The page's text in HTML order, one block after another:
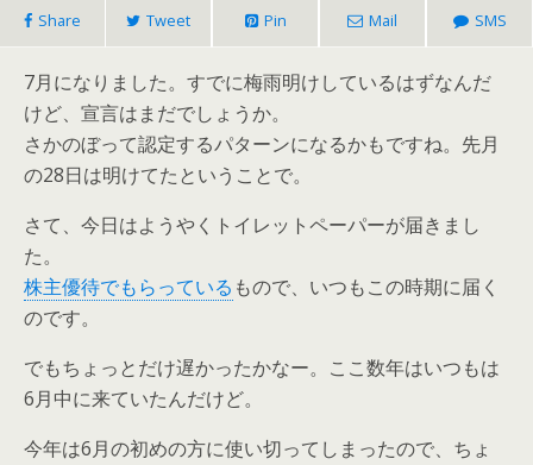
Share Tweet Pin Mail SMS
7月になりました。すでに梅雨明けしているはずなんだ
けど、宣言はまだでしょうか。
さかのぼって認定するパターンになるかもですね。先月
の28日は明けてたということで。
さて、今日はようやくトイレットペーパーが届きまし
た。
株主優待でもらっている もので、いつもこの時期に届く
のです。
でもちょっとだけ遅かったかなー。ここ数年はいつもは
6月中に来ていたんだけど。
今年は6月の初めの方に使い切ってしまったので、ちょ